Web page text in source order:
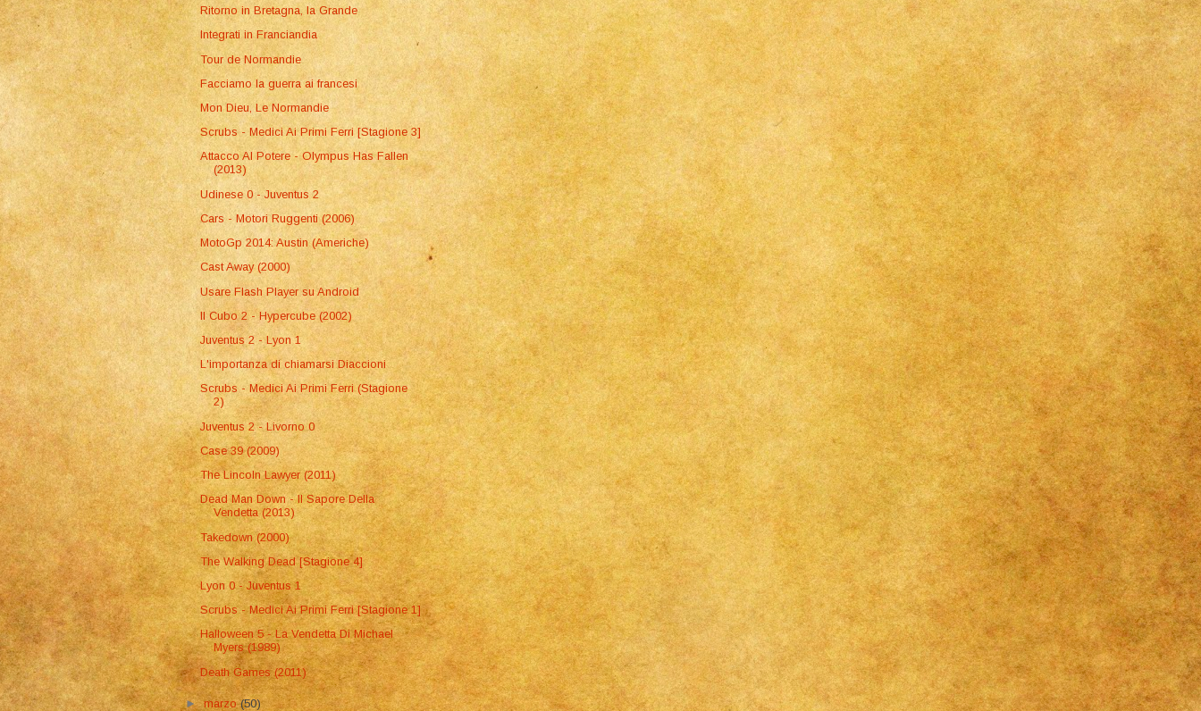
Ritorno in Bretagna, la Grande
Integrati in Franciandia
Tour de Normandie
Facciamo la guerra ai francesi
Mon Dieu, Le Normandie
Scrubs - Medici Ai Primi Ferri [Stagione 3]
Attacco Al Potere - Olympus Has Fallen
(2013)
Udinese 0 - Juventus 2
Cars - Motori Ruggenti (2006)
MotoGp 2014: Austin (Americhe)
Cast Away (2000)
Usare Flash Player su Android
Il Cubo 2 - Hypercube (2002)
Juventus 2 - Lyon 1
L'importanza di chiamarsi Diaccioni
Scrubs - Medici Ai Primi Ferri (Stagione
2)
Juventus 2 - Livorno 0
Case 39 (2009)
The Lincoln Lawyer (2011)
Dead Man Down - Il Sapore Della
Vendetta (2013)
Takedown (2000)
The Walking Dead [Stagione 4]
Lyon 0 - Juventus 1
Scrubs - Medici Ai Primi Ferri [Stagione 1]
Halloween 5 - La Vendetta Di Michael
Myers (1989)
Death Games (2011)
►marzo(50)